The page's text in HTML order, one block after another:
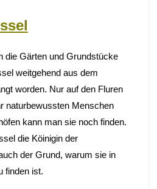
die Gärten und Grundstücke
weitgehend aus dem
worden. Nur auf den Fluren
naturbewussten Menschen
kann man sie noch finden.
die Köinigin der
der Grund, warum sie in
finden ist.